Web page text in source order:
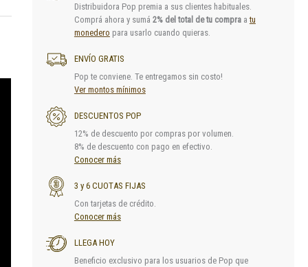
Distribuidora Pop premia a sus clientes habituales.
Comprá ahora y sumá 2% del total de tu compraatu
monedero para usarlo cuando quieras.
ENVÍO GRATIS
Pop te conviene. Te entregamos sin costo!
Ver montos mínimos
DESCUENTOS POP
12% de descuento por compras por volumen.
8% de descuento con pago en efectivo.
Conocer más
3 y 6 CUOTAS FIJAS
Con tarjetas de crédito.
Conocer más
LLEGA HOY
Beneficio exclusivo para los usuarios de Pop que